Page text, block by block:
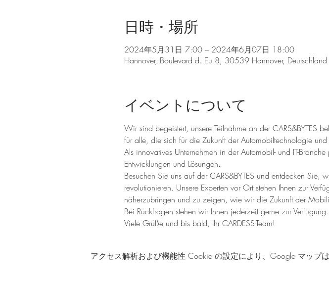
日時・場所
2024年5月31日 7:00 – 2024年6月07日 18:00
Hannover, Boulevard d. Eu 8, 30539 Hannover, Deutschland
イベントについて
Wir sind begeistert, unsere Teilnahme an der CARS&BYTES
für alle, die sich für die Zukunft der Automobiltechnologie
Als innovatives Unternehmen in der Automobil- und IT-
Entwicklungen und Lösungen.
Besuchen Sie uns auf der CARS&BYTES und entdecken
revolutionieren. Unsere Experten vor Ort stehen Ihnen zur
näherzubringen und zu zeigen, wie wir die Zukunft der
Bei Rückfragen stehen wir Ihnen jederzeit gerne zur Verfügung.
Viele Grüße und bis bald, Ihr CARDESS-Team!
アクセス解析および機能性 Cookie の設定により、Google マップ